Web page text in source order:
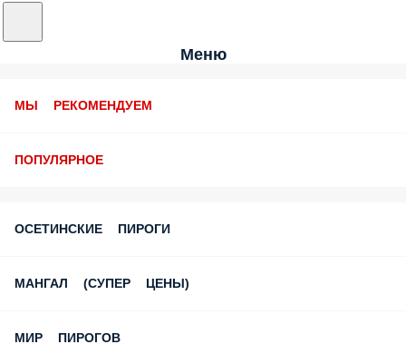
Меню
МЫ РЕКОМЕНДУЕМ
ПОПУЛЯРНОЕ
ОСЕТИНСКИЕ ПИРОГИ
МАНГАЛ (СУПЕР ЦЕНЫ)
МИР ПИРОГОВ